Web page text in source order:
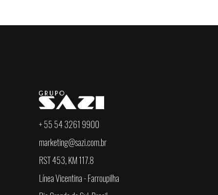
+ 55 54 3261 9900
marketing@sazi.com.br
RST 453, KM 117.8
Línea Vicentina - Farroupilha